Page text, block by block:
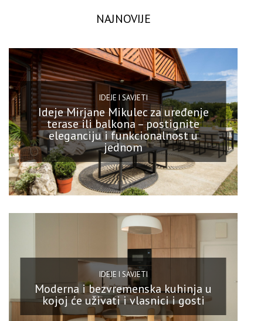
NAJNOVIJE
IDEJE I SAVJETI
Ideje Mirjane Mikulec za uređenje
terase ili balkona – postignite
eleganciju i funkcionalnost u
jednom
IDEJE I SAVJETI
Moderna i bezvremenska kuhinja u
kojoj će uživati i vlasnici i gosti